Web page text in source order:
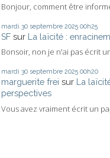
Bonjour, comment être
mardi 30 septembre 2025 00h25
SF sur La laïcité :
Bonsoir, non je n'ai pas écrit
mardi 30 septembre 2025 00h20
marguerite frei sur La
perspectives
Vous avez vraiment écrit un